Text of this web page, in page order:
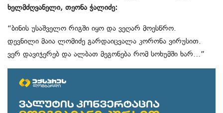
ხელმძღვანელი, თეონა ჭალიძე:
“ბინის უსაშველო რიგში იყო და ვეღარ მოესწრო.
დევნილი მაია ლომიძე გარდაიცვალა კორონა ვირუსით.
ვერ დავიჯერებ და ალბათ მეგონება რომ სოხუმში ხარ…”